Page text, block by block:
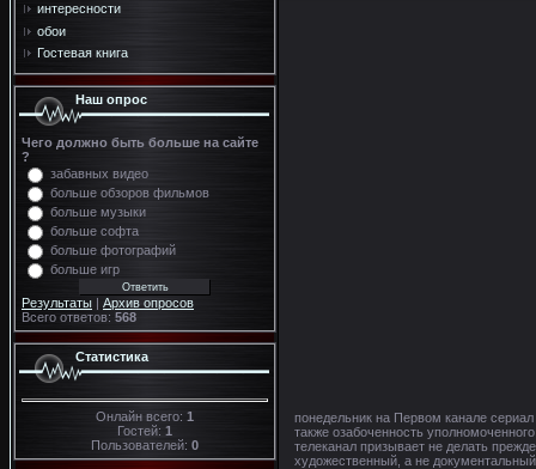
интересности
обои
Гостевая книга
Наш опрос
Чего должно быть больше на сайте
?
забавных видео
больше обзоров фильмов
больше музыки
больше софта
больше фотографий
больше игр
Результаты | Архив опросов
Всего ответов: 568
Статистика
Онлайн всего: 1
Гостей: 1
Пользователей: 0
понедельник на Первом канале
также озабоченность
телеканал призывает не делать
художественный, а не